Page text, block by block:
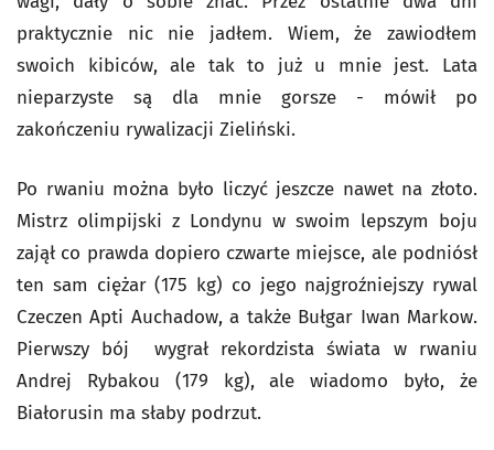
praktycznie nic nie jadłem. Wiem, że zawiodłem
swoich kibiców, ale tak to już u mnie jest. Lata
nieparzyste są dla mnie gorsze - mówił po
zakończeniu rywalizacji Zieliński.
Po rwaniu można było liczyć jeszcze nawet na złoto.
Mistrz olimpijski z Londynu w swoim lepszym boju
zajął co prawda dopiero czwarte miejsce, ale podniósł
ten sam ciężar (175 kg) co jego najgroźniejszy rywal
Czeczen Apti Auchadow, a także Bułgar Iwan Markow.
Pierwszy bój wygrał rekordzista świata w rwaniu
Andrej Rybakou (179 kg), ale wiadomo było, że
Białorusin ma słaby podrzut.